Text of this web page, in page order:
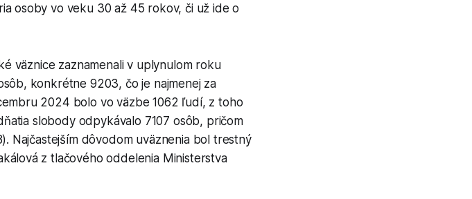
osoby vo veku 30 až 45 rokov, či už ide o
väznice zaznamenali v uplynulom roku
konkrétne 9203, čo je najmenej za
2024 bolo vo väzbe 1062 ľudí, z toho
slobody odpykávalo 7107 osôb, pričom
Najčastejším dôvodom uväznenia bol trestný
z tlačového oddelenia Ministerstva